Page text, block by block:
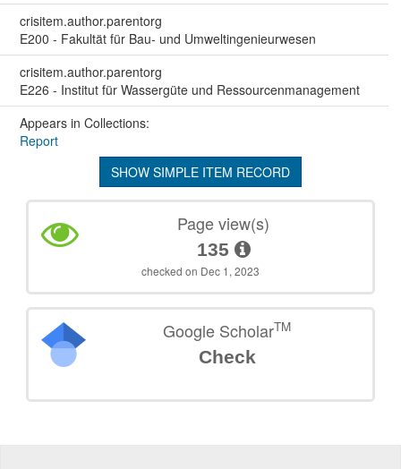
crisitem.author.parentorg
E200 - Fakultät für Bau- und Umweltingenieurwesen
crisitem.author.parentorg
E226 - Institut für Wassergüte und Ressourcenmanagement
Appears in Collections:
Report
SHOW SIMPLE ITEM RECORD
Page view(s)
135
checked on Dec 1, 2023
Google ScholarTM
Check